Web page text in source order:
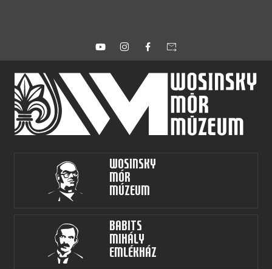
forward_to_inbox
Wosinsky
Mór
Múzeum
Babits
Mihály
Emlékház